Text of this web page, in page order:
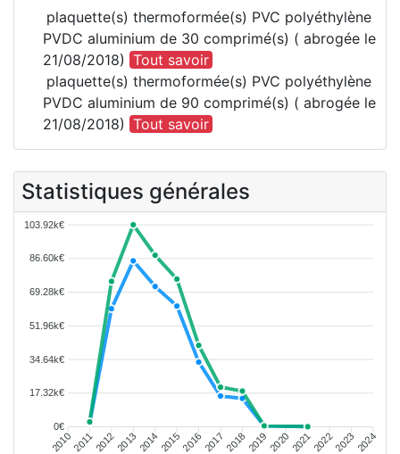
plaquette(s) thermoformée(s) PVC polyéthylène
PVDC aluminium de 30 comprimé(s) ( abrogée le
21/08/2018) Tout savoir
plaquette(s) thermoformée(s) PVC polyéthylène
PVDC aluminium de 90 comprimé(s) ( abrogée le
21/08/2018) Tout savoir
Statistiques générales
103.92k€
86.60k€
69.28k€
51.96k€
34.64k€
17.32k€
0€
201020112012201320142015201620172018201920202021202220232024